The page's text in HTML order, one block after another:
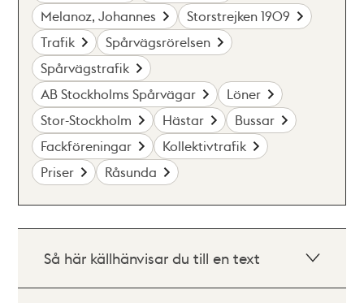
Melanoz, Johannes
Storstrejken 1909
Trafik
Spårvägsrörelsen
Spårvägstrafik
AB Stockholms Spårvägar
Löner
Stor-Stockholm
Hästar
Bussar
Fackföreningar
Kollektivtrafik
Priser
Råsunda
Så här källhänvisar du till en text